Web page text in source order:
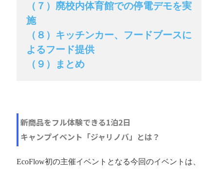
（７）廃校内体育館での停電デモを実
施
（８）キッチンカー、フードブースに
よるフード提供
（９）まとめ
新商品をフル体験できる1泊2日
キャンプイベント「ジャリノバ」とは？
EcoFlow初の主催イベントとなる今回のイベントは、